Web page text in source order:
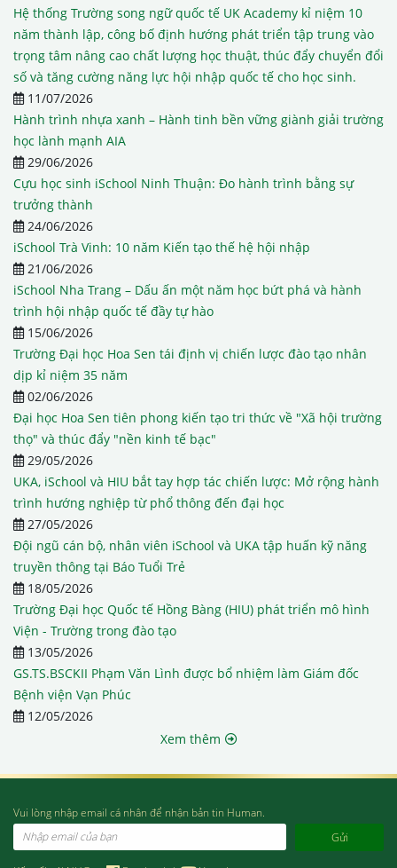
Hệ thống Trường song ngữ quốc tế UK Academy kỉ niệm 10
năm thành lập, công bố định hướng phát triển tập trung vào
trọng tâm nâng cao chất lượng học thuật, thúc đẩy chuyển đổi
số và tăng cường năng lực hội nhập quốc tế cho học sinh.
11/07/2026
Hành trình nhựa xanh – Hành tinh bền vững giành giải trường
học lành mạnh AIA
29/06/2026
Cựu học sinh iSchool Ninh Thuận: Đo hành trình bằng sự
trưởng thành
24/06/2026
iSchool Trà Vinh: 10 năm Kiến tạo thế hệ hội nhập
21/06/2026
iSchool Nha Trang – Dấu ấn một năm học bứt phá và hành
trình hội nhập quốc tế đầy tự hào
15/06/2026
Trường Đại học Hoa Sen tái định vị chiến lược đào tạo nhân
dịp kỉ niệm 35 năm
02/06/2026
Đại học Hoa Sen tiên phong kiến tạo tri thức về "Xã hội trường
thọ" và thúc đẩy "nền kinh tế bạc"
29/05/2026
UKA, iSchool và HIU bắt tay hợp tác chiến lược: Mở rộng hành
trình hướng nghiệp từ phổ thông đến đại học
27/05/2026
Đội ngũ cán bộ, nhân viên iSchool và UKA tập huấn kỹ năng
truyền thông tại Báo Tuổi Trẻ
18/05/2026
Trường Đại học Quốc tế Hồng Bàng (HIU) phát triển mô hình
Viện - Trường trong đào tạo
13/05/2026
GS.TS.BSCKII Phạm Văn Lình được bổ nhiệm làm Giám đốc
Bệnh viện Vạn Phúc
12/05/2026
Xem thêm
Vui lòng nhập email cá nhân để nhận bản tin Human.
Email